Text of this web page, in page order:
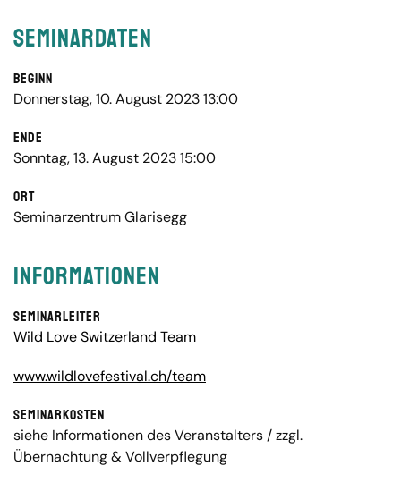
Seminardaten
Beginn
Donnerstag, 10. August 2023 13:00
Ende
Sonntag, 13. August 2023 15:00
Ort
Seminarzentrum Glarisegg
Informationen
Seminarleiter
Wild Love Switzerland Team
www.wildlovefestival.ch/team
Seminarkosten
siehe Informationen des Veranstalters / zzgl.
Übernachtung & Vollverpflegung